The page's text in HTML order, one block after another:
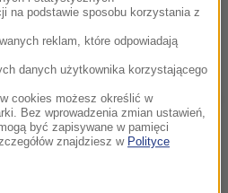
Krajowa prowadzi
uszkodzeń rurociągów i
Morza Bałtyckiego. Śledczy
miały miejsce na wodach
Szwecji i Danii
się zarówno na
na podstawie sposobu korzystania z
reklam, które odpowiadają
danych użytkownika korzystającego
cookies możesz określić w
Bez wprowadzenia zmian ustawień,
być zapisywane w pamięci
znajdziesz w Polityce